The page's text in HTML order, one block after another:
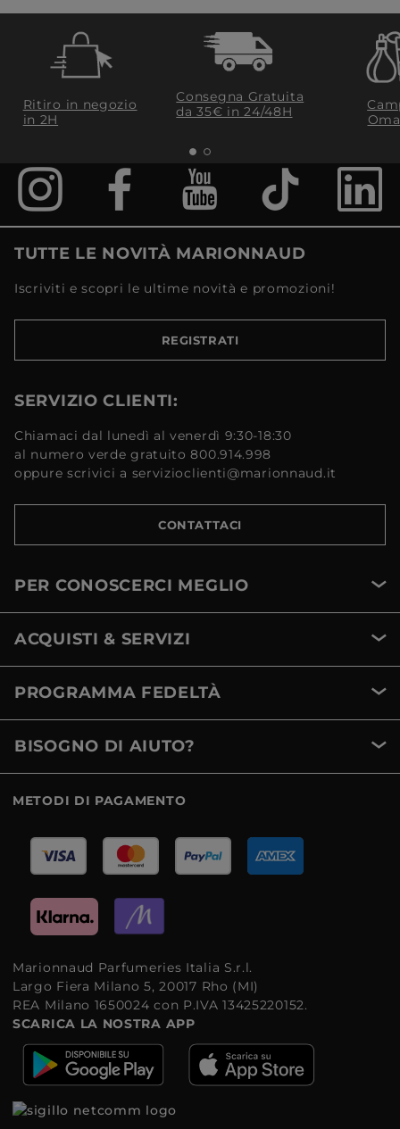
Ritiro in negozio
in 2H
Consegna Gratuita
da 35€​ in 24/48H
TUTTE LE NOVITÀ MARIONNAUD
Iscriviti e scopri le ultime novità e promozioni!
REGISTRATI
SERVIZIO CLIENTI:
Chiamaci dal lunedì al venerdì 9:30-18:30
al numero verde gratuito 800.914.998
oppure scrivici a servizioclienti@marionnaud.it
CONTATTACI
PER CONOSCERCI MEGLIO
ACQUISTI & SERVIZI
PROGRAMMA FEDELTÀ
BISOGNO DI AIUTO?
METODI DI PAGAMENTO
Marionnaud Parfumeries Italia S.r.l.
Largo Fiera Milano 5, 20017 Rho (MI)
REA Milano 1650024 con P.IVA 13425220152.
SCARICA LA NOSTRA APP